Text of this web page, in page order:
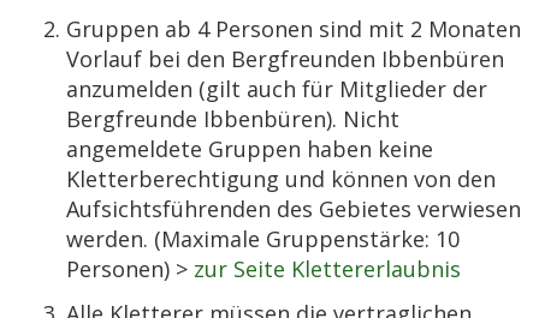
Gruppen ab 4 Personen sind mit 2 Monaten
Vorlauf bei den Bergfreunden Ibbenbüren
anzumelden (gilt auch für Mitglieder der
Bergfreunde Ibbenbüren). Nicht
angemeldete Gruppen haben keine
Kletterberechtigung und können von den
Aufsichtsführenden des Gebietes verwiesen
werden. (Maximale Gruppenstärke: 10
Personen) > zur Seite Klettererlaubnis